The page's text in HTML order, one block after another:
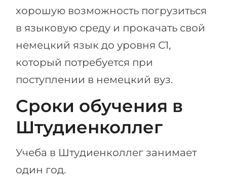
хорошую возможность погрузиться
в языковую среду и прокачать свой
немецкий язык до уровня С1,
который потребуется при
поступлении в немецкий вуз.
Сроки обучения в
Штудиенколлег
Учеба в Штудиенколлег занимает
один год.